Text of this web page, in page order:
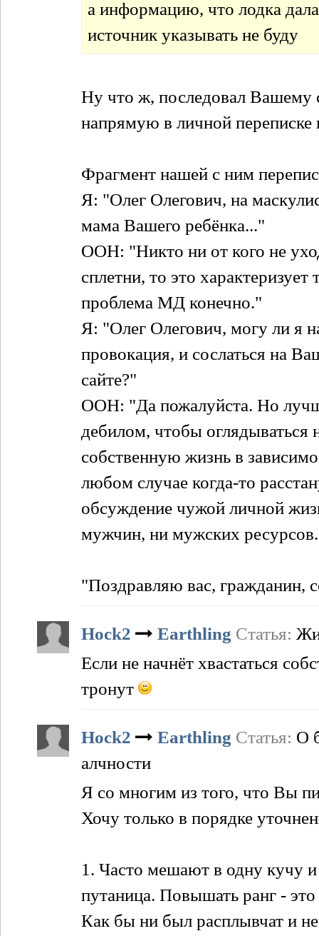
а информацию, что лодка
источник указывать не буду
Ну что ж, последовал Вашему
напрямую в личной переписке
Фрагмент нашей с ним
Я: "Олег Олегович, на
мама Вашего ребёнка..."
ООН: "Никто ни от кого не
сплетни, то это
проблема МД конечно."
Я: "Олег Олегович, могу ли я
провокация, и сослаться на
сайте?"
ООН: "Да пожалуйста. Но
дебилом, чтобы оглядываться
собственную жизнь в
любом случае когда-то
обсуждение чужой личной
мужчин, ни мужских
"Поздравляю вас, гражданин,
Hock2 Earthling Статья:
Если не начнёт хвастаться
тронут
Hock2 Earthling Статья: О
алчности
Я со многим из того, что Вы
Хочу только в порядке
1. Часто мешают в одну кучу
путаница. Повышать ранг - это
Как бы ни был расплывчат и